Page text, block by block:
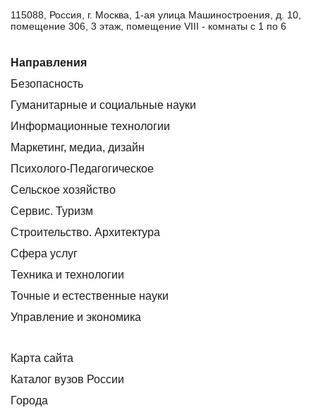
115088, Россия, г. Москва, 1-ая улица Машиностроения, д. 10,
помещение 306, 3 этаж, помещение VIII - комнаты с 1 по 6
Направления
Безопасность
Гуманитарные и социальные науки
Информационные технологии
Маркетинг, медиа, дизайн
Психолого-Педагогическое
Сельское хозяйство
Сервис. Туризм
Строительство. Архитектура
Сфера услуг
Техника и технологии
Точные и естественные науки
Управление и экономика
Карта сайта
Каталог вузов России
Города